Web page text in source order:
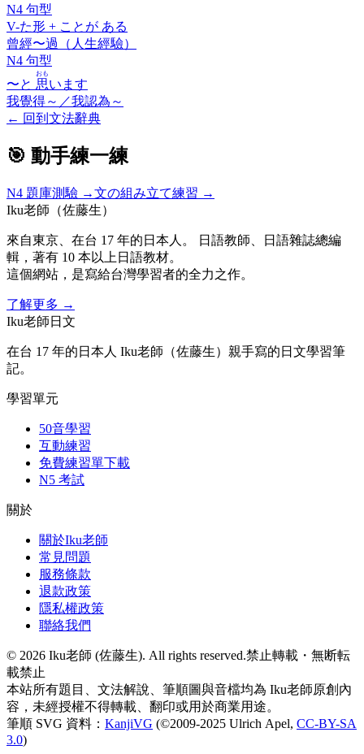
N4 句型
V-た形 + ことが ある
曾經〜過（人生經驗）
N4 句型
〜と 思
おも
います
我覺得～／我認為～
← 回到文法辭典
🎯 動手練一練
N4 題庫測驗 →文の組み立て練習 →
Iku老師（佐藤生）
來自東京、在台 17 年的日本人。 日語教師、日語雜誌總編
輯，著有 10 本以上日語教材。
這個網站，是寫給台灣學習者的全力之作。
了解更多 →
Iku老師日文
在台 17 年的日本人 Iku老師（佐藤生）親手寫的日文學習筆
記。
學習單元
50音學習
互動練習
免費練習單下載
N5 考試
關於
關於Iku老師
常見問題
服務條款
退款政策
隱私權政策
聯絡我們
© 2026 Iku老師 (佐藤生). All rights reserved.禁止轉載・無断転
載禁止
本站所有題目、文法解說、筆順圖與音檔均為 Iku老師原創內
容，未經授權不得轉載、翻印或用於商業用途。
筆順 SVG 資料： KanjiVG (©2009-2025 Ulrich Apel, CC-BY-SA
3.0)